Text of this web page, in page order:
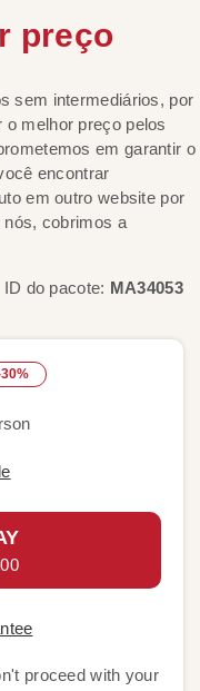
preço
sem intermediários, por
melhor preço pelos
em garantir o
encontrar
em outro website por
nós, cobrimos a
ID do pacote: MA34053
proceed with your